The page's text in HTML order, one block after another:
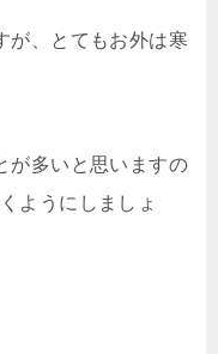
が、とてもお外は寒
が多いと思いますの
ようにしましょ